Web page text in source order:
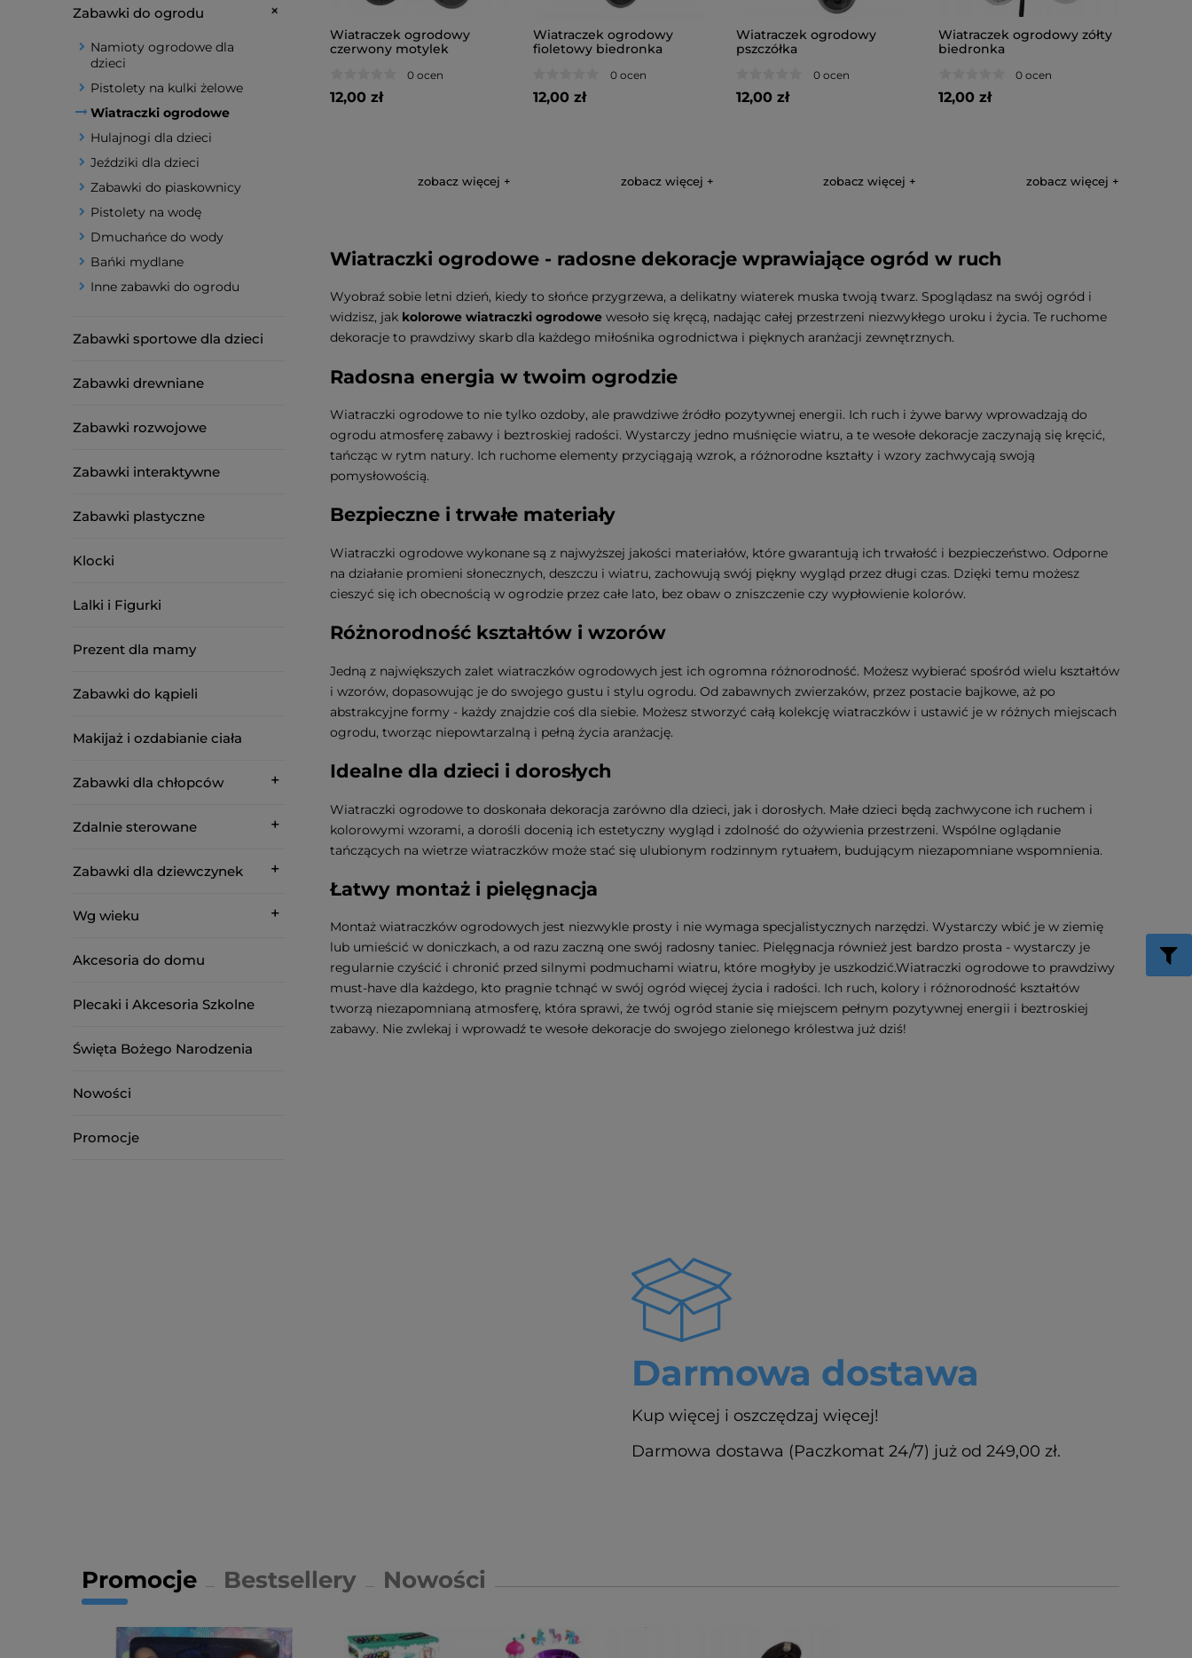
Zabawki do ogrodu
Namioty ogrodowe dla
dzieci
Pistolety na kulki żelowe
Wiatraczki ogrodowe
Hulajnogi dla dzieci
Jeździki dla dzieci
Zabawki do piaskownicy
Pistolety na wodę
Dmuchańce do wody
Bańki mydlane
Inne zabawki do ogrodu
Zabawki sportowe dla dzieci
Zabawki drewniane
Zabawki rozwojowe
Zabawki interaktywne
Zabawki plastyczne
Klocki
Lalki i Figurki
Prezent dla mamy
Zabawki do kąpieli
Makijaż i ozdabianie ciała
Zabawki dla chłopców
Zdalnie sterowane
Zabawki dla dziewczynek
Wg wieku
Akcesoria do domu
Plecaki i Akcesoria Szkolne
Święta Bożego Narodzenia
Nowości
Promocje
Wiatraczek ogrodowy
czerwony motylek
0 ocen
12,00 zł
zobacz więcej
Wiatraczek ogrodowy
fioletowy biedronka
0 ocen
12,00 zł
zobacz więcej
Wiatraczek ogrodowy
pszczółka
0 ocen
12,00 zł
zobacz więcej
Wiatraczek ogrodowy zółty
biedronka
0 ocen
12,00 zł
zobacz więcej
Wiatraczki ogrodowe - radosne dekoracje wprawiające ogród w ruch
Wyobraź sobie letni dzień, kiedy to słońce przygrzewa, a delikatny wiaterek muska twoją twarz. Spoglądasz na swój ogród i
widzisz, jak kolorowe wiatraczki ogrodowe wesoło się kręcą, nadając całej przestrzeni niezwykłego uroku i życia. Te ruchome
dekoracje to prawdziwy skarb dla każdego miłośnika ogrodnictwa i pięknych aranżacji zewnętrznych.
Radosna energia w twoim ogrodzie
Wiatraczki ogrodowe to nie tylko ozdoby, ale prawdziwe źródło pozytywnej energii. Ich ruch i żywe barwy wprowadzają do
ogrodu atmosferę zabawy i beztroskiej radości. Wystarczy jedno muśnięcie wiatru, a te wesołe dekoracje zaczynają się kręcić,
tańcząc w rytm natury. Ich ruchome elementy przyciągają wzrok, a różnorodne kształty i wzory zachwycają swoją
pomysłowością.
Bezpieczne i trwałe materiały
Wiatraczki ogrodowe wykonane są z najwyższej jakości materiałów, które gwarantują ich trwałość i bezpieczeństwo. Odporne
na działanie promieni słonecznych, deszczu i wiatru, zachowują swój piękny wygląd przez długi czas. Dzięki temu możesz
cieszyć się ich obecnością w ogrodzie przez całe lato, bez obaw o zniszczenie czy wypłowienie kolorów.
Różnorodność kształtów i wzorów
Jedną z największych zalet wiatraczków ogrodowych jest ich ogromna różnorodność. Możesz wybierać spośród wielu kształtów
i wzorów, dopasowując je do swojego gustu i stylu ogrodu. Od zabawnych zwierzaków, przez postacie bajkowe, aż po
abstrakcyjne formy - każdy znajdzie coś dla siebie. Możesz stworzyć całą kolekcję wiatraczków i ustawić je w różnych miejscach
ogrodu, tworząc niepowtarzalną i pełną życia aranżację.
Idealne dla dzieci i dorosłych
Wiatraczki ogrodowe to doskonała dekoracja zarówno dla dzieci, jak i dorosłych. Małe dzieci będą zachwycone ich ruchem i
kolorowymi wzorami, a dorośli docenią ich estetyczny wygląd i zdolność do ożywienia przestrzeni. Wspólne oglądanie
tańczących na wietrze wiatraczków może stać się ulubionym rodzinnym rytuałem, budującym niezapomniane wspomnienia.
Łatwy montaż i pielęgnacja
Montaż wiatraczków ogrodowych jest niezwykle prosty i nie wymaga specjalistycznych narzędzi. Wystarczy wbić je w ziemię
lub umieścić w doniczkach, a od razu zaczną one swój radosny taniec. Pielęgnacja również jest bardzo prosta - wystarczy je
regularnie czyścić i chronić przed silnymi podmuchami wiatru, które mogłyby je uszkodzić.Wiatraczki ogrodowe to prawdziwy
must-have dla każdego, kto pragnie tchnąć w swój ogród więcej życia i radości. Ich ruch, kolory i różnorodność kształtów
tworzą niezapomnianą atmosferę, która sprawi, że twój ogród stanie się miejscem pełnym pozytywnej energii i beztroskiej
zabawy. Nie zwlekaj i wprowadź te wesołe dekoracje do swojego zielonego królestwa już dziś!
Darmowa dostawa
Kup więcej i oszczędzaj więcej!
Darmowa dostawa (Paczkomat 24/7) już od 249,00 zł.
Promocje Nowości
Bestsellery